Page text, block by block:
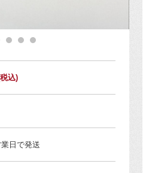
込)
業日で発送